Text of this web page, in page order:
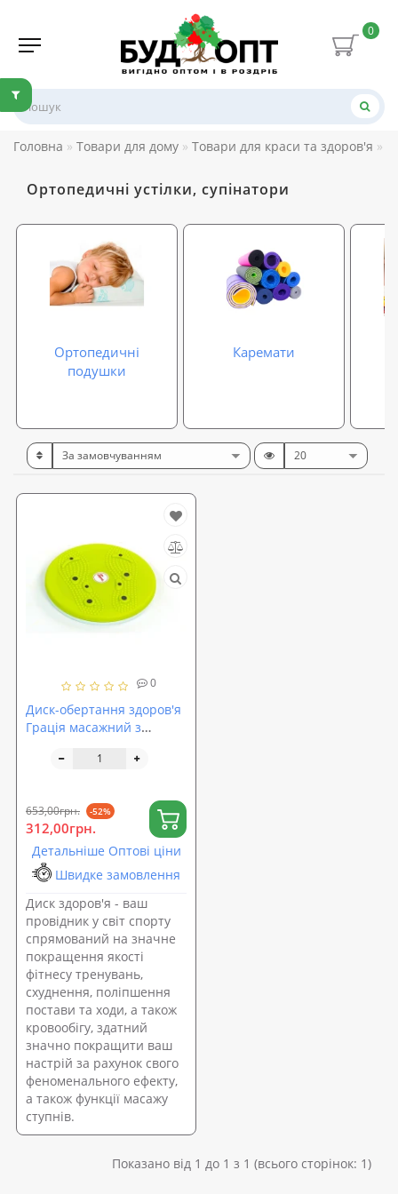
0
Головна Товари для дому Товари для краси та здоров'я
Ортопедичні устілки, супінатори
Ортопедичні
подушки
Каремати
0
Диск-обертання здоров'я
Грація масажний з
OSPORT (MS 2479)
653,00грн. -52%
312,00грн.
Детальніше Оптові ціни
Швидке замовлення
Диск здоров'я - ваш
провідник у світ спорту
спрямований на значне
покращення якості
фітнесу тренувань,
схуднення, поліпшення
постави та ходи, а також
кровообігу, здатний
значно покращити ваш
настрій за рахунок свого
феноменального ефекту,
а також функції масажу
ступнів.
Показано від 1 до 1 з 1 (всього сторінок: 1)